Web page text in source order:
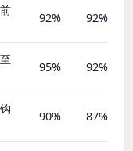
92% 92%
95% 92%
90% 87%